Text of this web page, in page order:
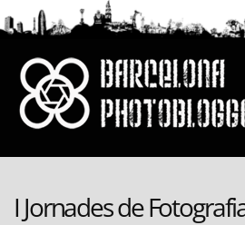
al
I Jornades de